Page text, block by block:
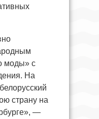
моды» с
На
страну на
—